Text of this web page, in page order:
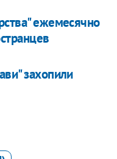
ежемесячно
захопили